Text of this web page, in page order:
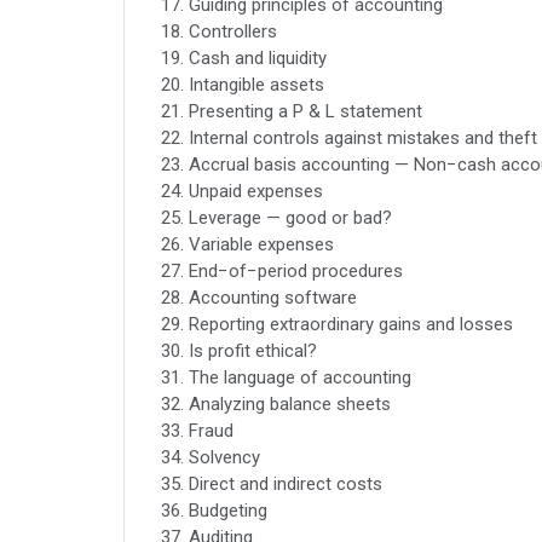
18. Controllers
19. Cash and liquidity
20. Intangible assets
21. Presenting a P & L statement
22. Internal controls against mistakes and theft
23. Accrual basis accounting — Non−cash
24. Unpaid expenses
25. Leverage — good or bad?
26. Variable expenses
27. End−of−period procedures
28. Accounting software
29. Reporting extraordinary gains and losses
30. Is profit ethical?
31. The language of accounting
32. Analyzing balance sheets
33. Fraud
34. Solvency
35. Direct and indirect costs
36. Budgeting
37. Auditing